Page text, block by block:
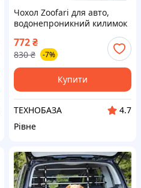
Чохол Zoofari для авто,
водонепроникний килимок
156×132 см
772₴
830 ₴ -7%
Купити
ТЕХНОБАЗА
4.7
Рівне